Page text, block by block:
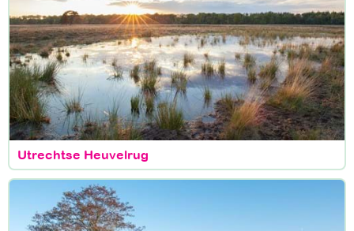
Utrechtse Heuvelrug